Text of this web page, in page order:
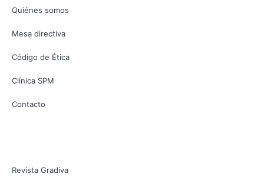
Quiénes somos
Mesa directiva
Código de Ética
Clínica SPM
Contacto
Revista Gradiva